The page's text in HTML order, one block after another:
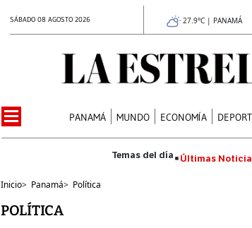
SÁBADO 08 AGOSTO 2026 27.9°C | PANAMÁ
PANAMÁ MUNDO ECONOMÍA
Últimas
Inicio> Panamá> Política
POLÍTICA